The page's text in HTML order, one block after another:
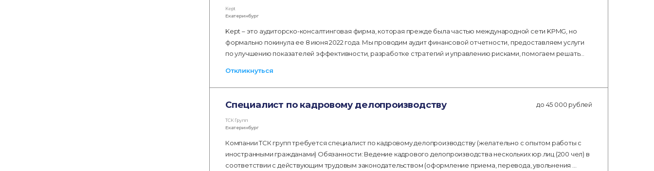
Kept
Екатеринбург
Kept – это аудиторско-консалтинговая фирма, которая прежде была частью международной сети KPMG, но
формально покинула ее 8 июня 2022 года. Мы проводим аудит финансовой отчетности, предоставляем услуги
по улучшению показателей эффективности, разработке стратегий и управлению рисками, помогаем решать…
Откликнуться
Специалист по кадровому делопроизводству до 45 000 рублей
ТСК Групп
Екатеринбург
Компании ТСК групп требуется специалист по кадровому делопроизводству (желательно с опытом работы с
иностранными гражданами) Обязанности: Ведение кадрового делопроизводства нескольких юр.лиц (200 чел) в
соответствии с действующим трудовым законодательством (оформление приема, перевода, увольнения …